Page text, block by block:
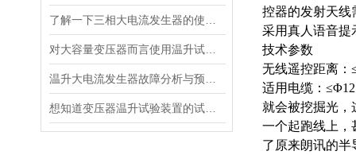
控器的发射天线
采用真人语音提
技术参数
无线遥控距离：
适用电缆：
就会被挖掘光
一个起跑线上，
了原来朗讯的半